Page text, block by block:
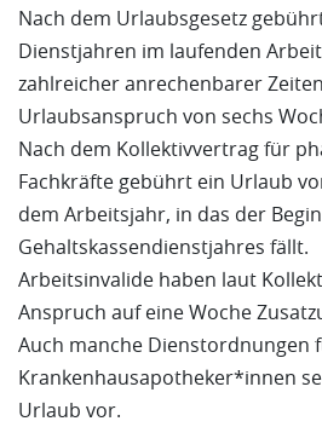
Nach dem Urlaubsgesetz
Dienstjahren im laufenden
zahlreicher anrechenbarer
Urlaubsanspruch von sechs
Nach dem Kollektivvertrag für
Fachkräfte gebührt ein Urlaub
dem Arbeitsjahr, in das der
Gehaltskassendienstjahres fällt.
Arbeitsinvalide haben laut
Anspruch auf eine Woche
Auch manche Dienstordnungen
Krankenhausapotheker*innen
Urlaub vor.